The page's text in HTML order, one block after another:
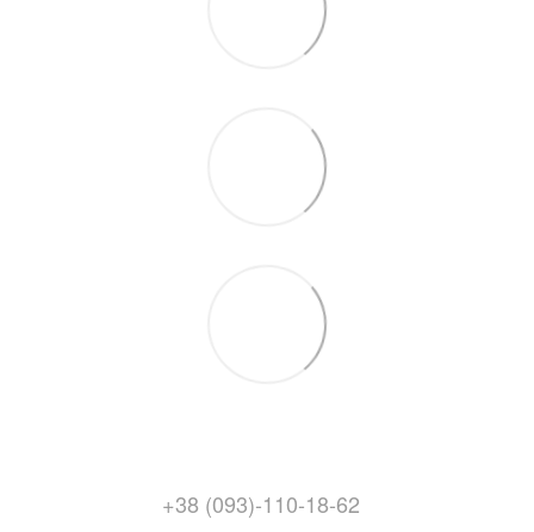
+38 (093)-110-18-62